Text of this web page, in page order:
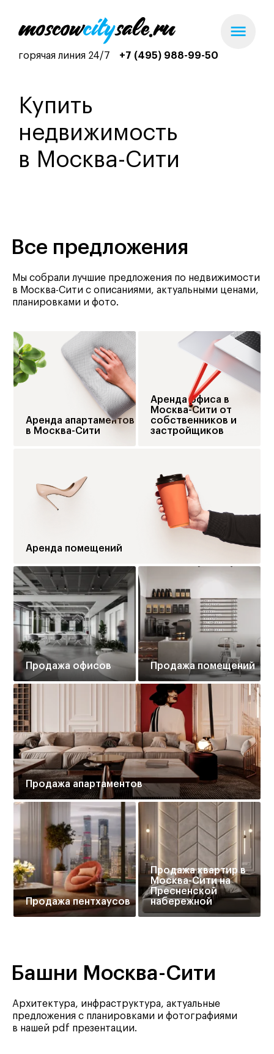
горячая линия 24/7 +7 (495) 988-99-50
Купить
недвижимость
в Москва-Сити
Все предложения
Мы собрали лучшие предложения по недвижимости
в Москва-Сити с описаниями, актуальными ценами,
планировками и фото.
Аренда апартаментов
в Москва-Сити
Аренда офиса в
Москва-Сити от
собственников и
застройщиков
Аренда помещений
Продажа офисов Продажа помещений
Продажа апартаментов
Продажа пентхаусов
Продажа квартир в
Москва-Сити на
Пресненской
набережной
Башни Москва-Сити
Архитектура, инфраструктура, актуальные
предложения с планировками и фотографиями
в нашей pdf презентации.